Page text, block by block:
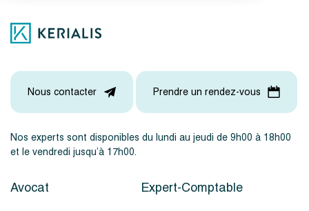
Nos experts sont disponibles du lundi au jeudi de 9h00 à 18h00
et le vendredi jusqu’à 17h00.
Nous contacter Prendre un rendez-vous
Avocat Expert-Comptable